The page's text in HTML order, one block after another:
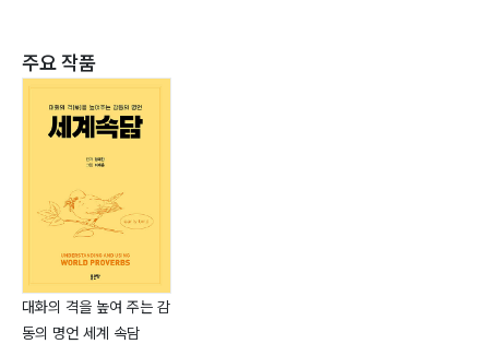
주요 작품
대화의 격을 높여 주는 감
동의 명언 세계 속담